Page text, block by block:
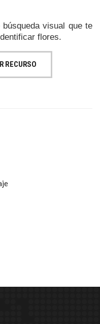
visual que te
flores.
RECURSO